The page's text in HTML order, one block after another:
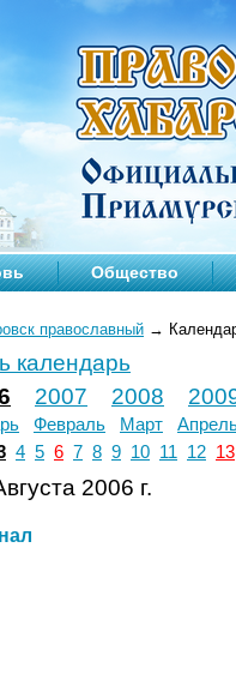
Общество
православный →
календарь
2007 2008
Февраль Март
4 5 6 7 8 9 10 11 12 13
2006 г.